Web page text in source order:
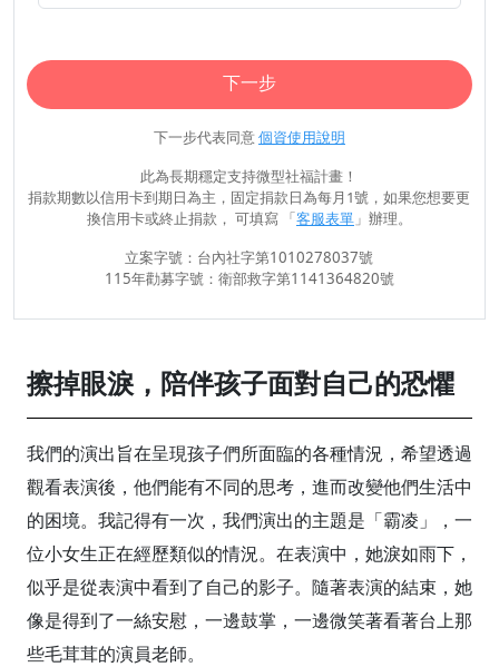
下一步
下一步代表同意個資使用說明
此為長期穩定支持微型社福計畫！
捐款期數以信用卡到期日為主，固定捐款日為每月1號，如果您想要更
換信用卡或終止捐款， 可填寫 「客服表單」辦理。
立案字號：台內社字第1010278037號
115年勸募字號：衛部救字第1141364820號
擦掉眼淚，陪伴孩子面對自己的恐懼
我們的演出旨在呈現孩子們所面臨的各種情況，希望透過
觀看表演後，他們能有不同的思考，進而改變他們生活中
的困境。我記得有一次，我們演出的主題是「霸凌」，一
位小女生正在經歷類似的情況。在表演中，她淚如雨下，
似乎是從表演中看到了自己的影子。隨著表演的結束，她
像是得到了一絲安慰，一邊鼓掌，一邊微笑著看著台上那
些毛茸茸的演員老師。